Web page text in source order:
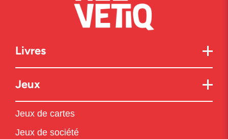
Livres
Jeux
Jeux de cartes
Jeux de société